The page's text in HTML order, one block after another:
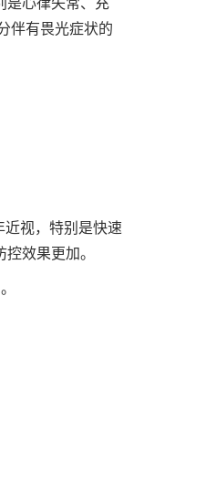
是心律失常、充
伴有畏光症状的
近视，特别是快速
效果更加。